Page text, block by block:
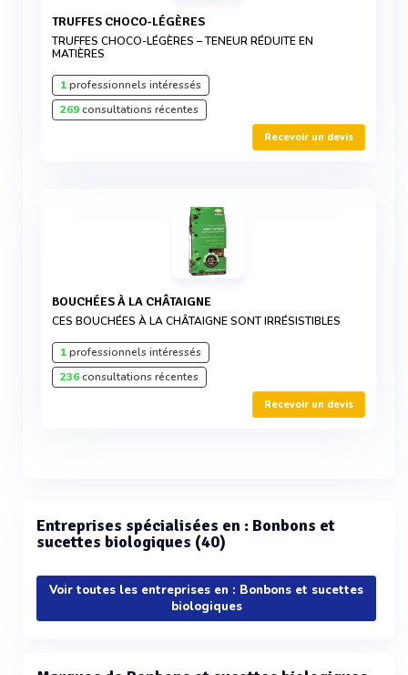
TRUFFES CHOCO-LÉGÈRES
TRUFFES CHOCO-LÉGÈRES – TENEUR RÉDUITE EN
MATIÈRES
1professionnels intéressés
269consultations récentes
Recevoir un devis
BOUCHÉES À LA CHÂTAIGNE
CES BOUCHÉES À LA CHÂTAIGNE SONT IRRÉSISTIBLES
1professionnels intéressés
236consultations récentes
Recevoir un devis
Entreprises spécialisées en : Bonbons et
sucettes biologiques (40)
Voir toutes les entreprises en : Bonbons et sucettes
biologiques